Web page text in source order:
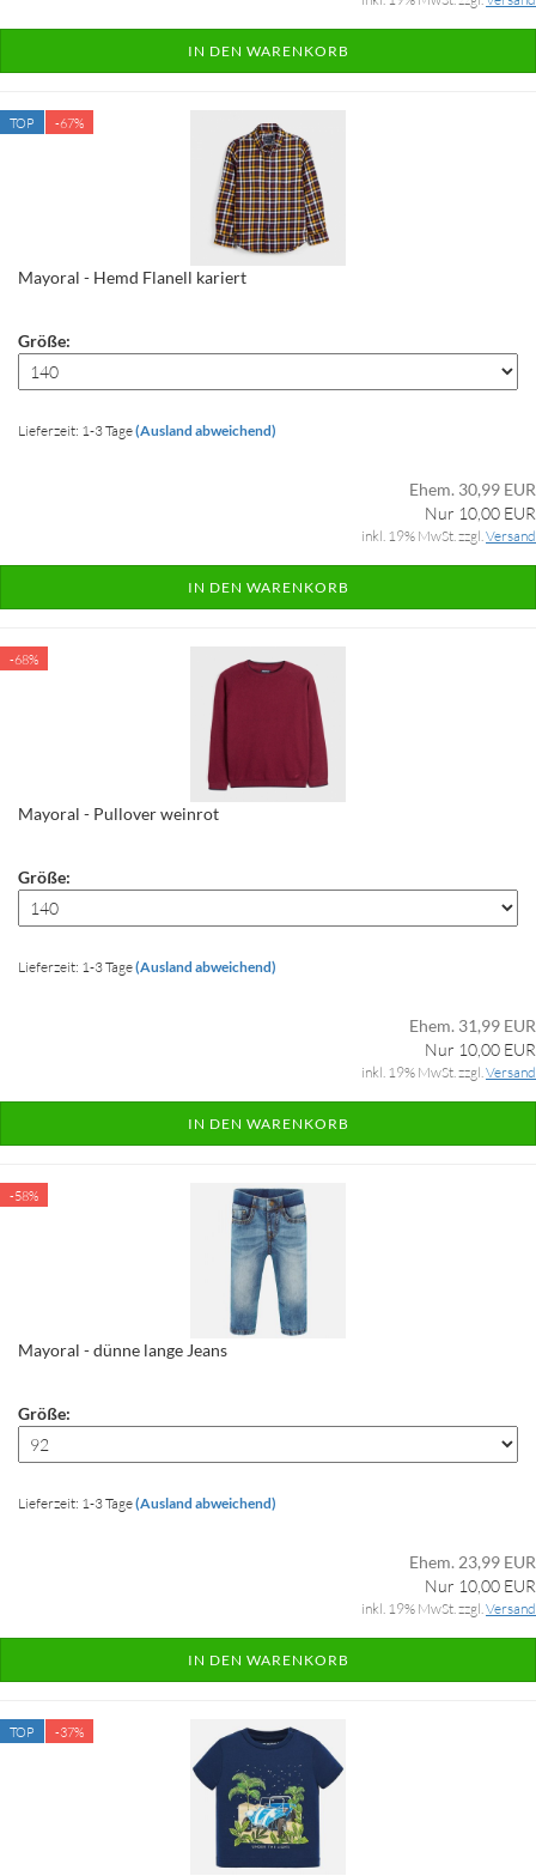
IN DEN WARENKORB
TOP -67%
Mayoral - Hemd Flanell kariert
Größe:
Lieferzeit: 1-3 Tage(Ausland abweichend)
Ehem. 30,99 EUR
Nur 10,00 EUR
inkl. 19% MwSt. zzgl.Versand
IN DEN WARENKORB
-68%
Mayoral - Pullover weinrot
Größe:
Lieferzeit: 1-3 Tage(Ausland abweichend)
Ehem. 31,99 EUR
Nur 10,00 EUR
inkl. 19% MwSt. zzgl.Versand
IN DEN WARENKORB
-58%
Mayoral - dünne lange Jeans
Größe:
Lieferzeit: 1-3 Tage(Ausland abweichend)
Ehem. 23,99 EUR
Nur 10,00 EUR
inkl. 19% MwSt. zzgl.Versand
IN DEN WARENKORB
TOP -37%